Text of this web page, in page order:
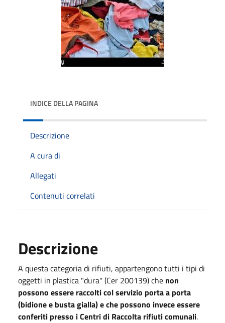
INDICE DELLA PAGINA
Descrizione
A cura di
Allegati
Contenuti correlati
Descrizione
A questa categoria di rifiuti, appartengono tutti i tipi di
oggetti in plastica "dura" (Cer 200139) che non
possono essere raccolti col servizio porta a porta
(bidione e busta gialla) e che possono invece essere
conferiti presso i Centri di Raccolta rifiuti comunali.